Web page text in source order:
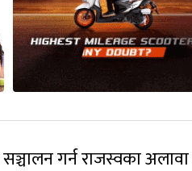
गर्न राजस्वका